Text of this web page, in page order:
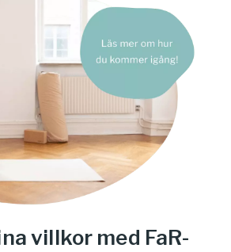
villkor med FaR-